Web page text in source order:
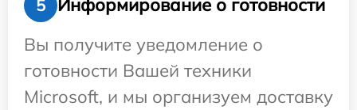
5
Информирование о готовности
Вы получите уведомление о
готовности Вашей техники
Microsoft, и мы организуем доставку